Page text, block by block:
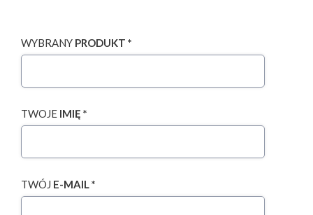
WYBRANY PRODUKT *
TWOJE IMIĘ *
TWÓJ E-MAIL *